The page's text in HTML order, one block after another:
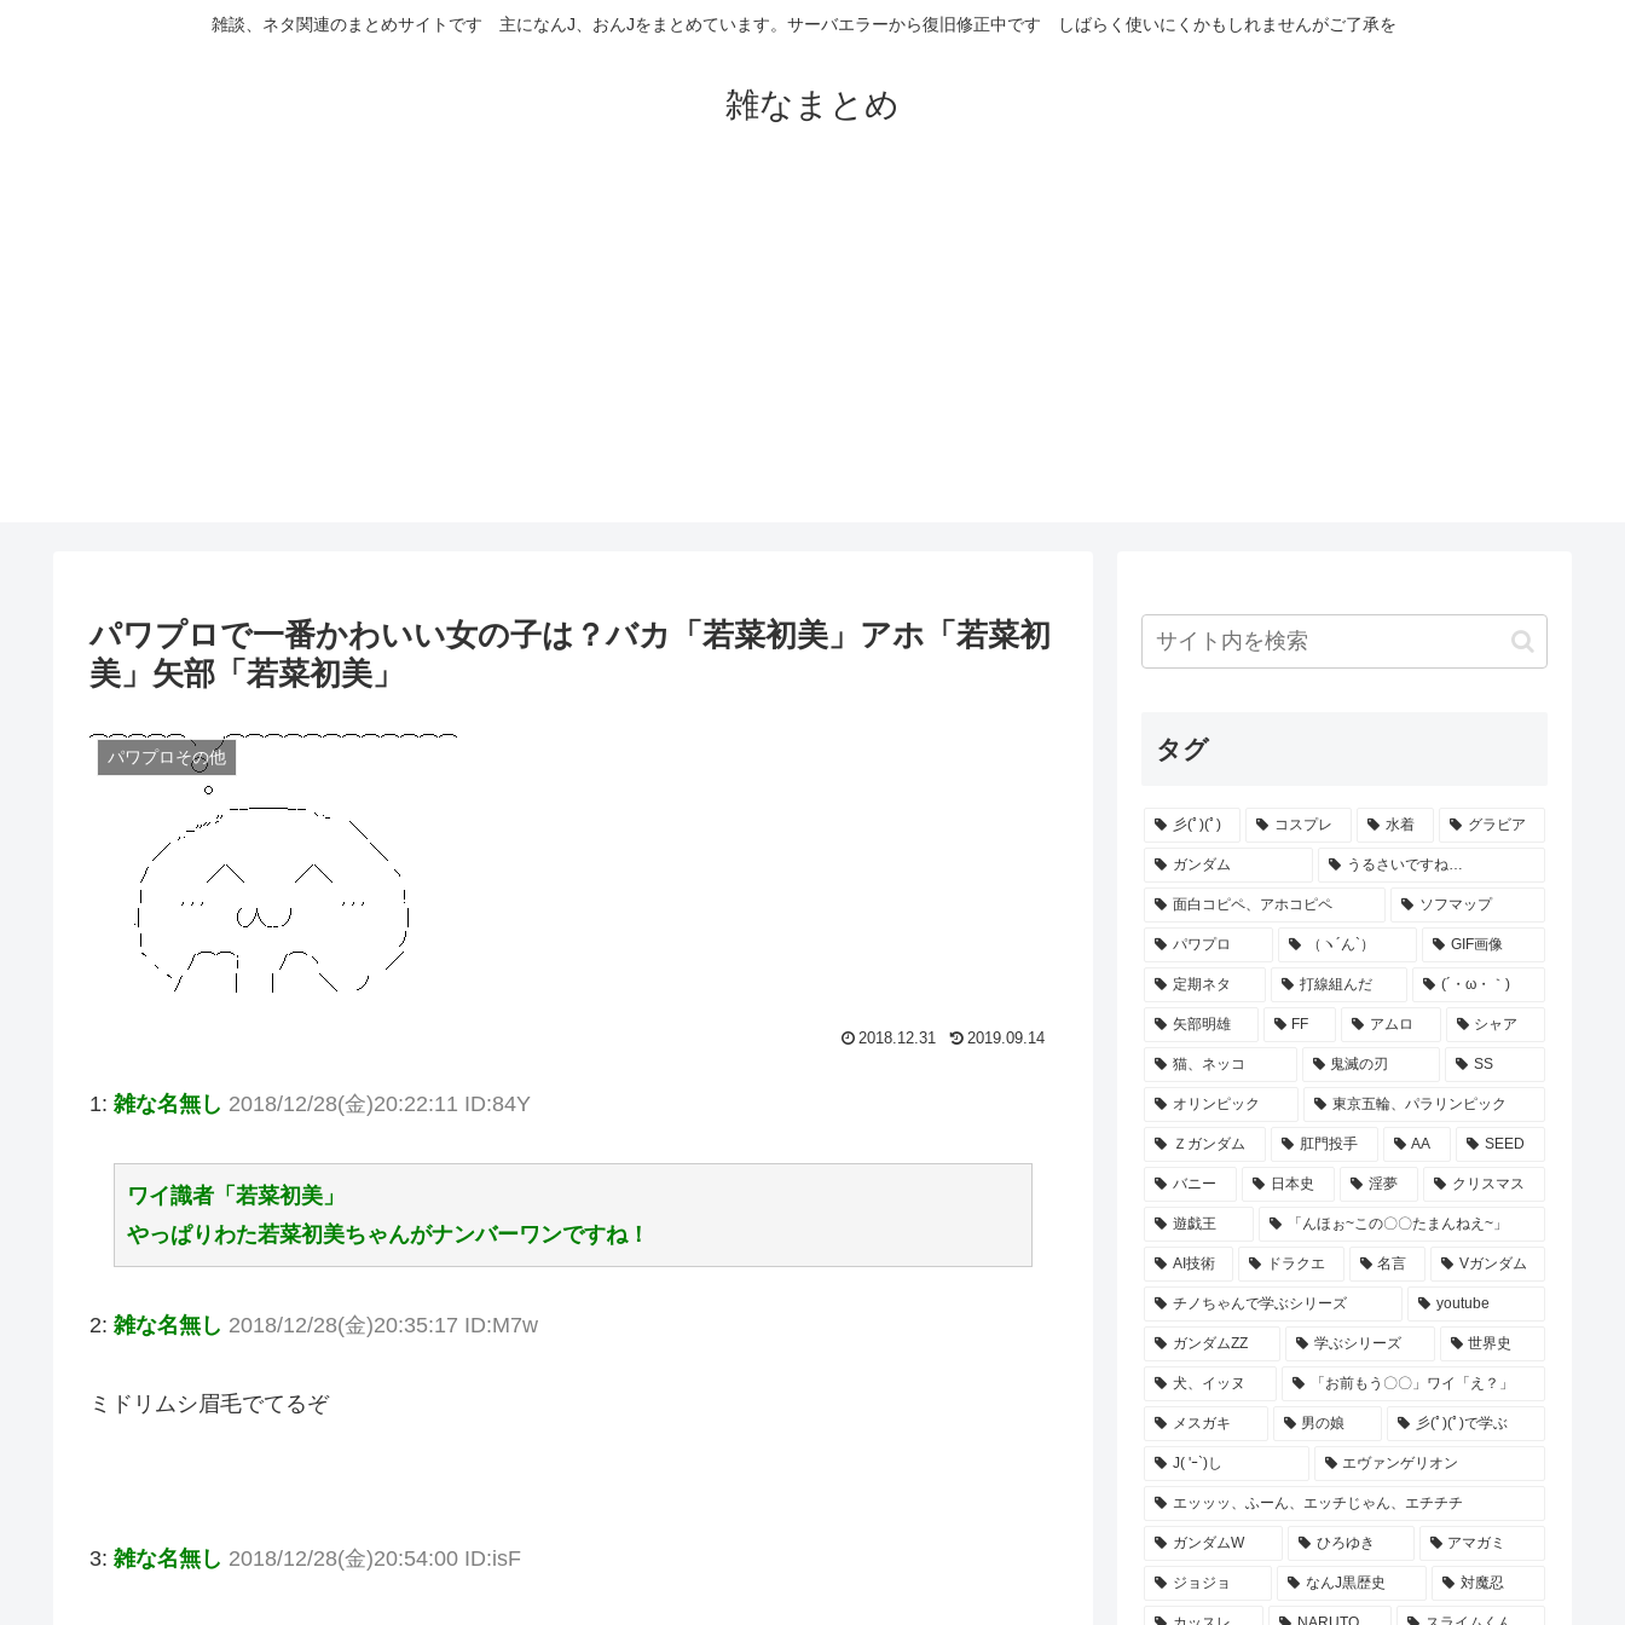
雑談、ネタ関連のまとめサイトです 主になんJ、おんJをまとめています。サーバエラーから復旧修正中です しばらく使いにくかもしれませんがご了承を
雑なまとめ
パワプロで一番かわいい女の子は？バカ「若菜初美」アホ「若菜初
美」矢部「若菜初美」
パワプロその他
2018.12.31 2019.09.14
1: 雑な名無し 2018/12/28(金)20:22:11 ID:84Y
ワイ識者「若菜初美」
やっぱりわた若菜初美ちゃんがナンバーワンですね！
2: 雑な名無し 2018/12/28(金)20:35:17 ID:M7w
ミドリムシ眉毛でてるぞ
3: 雑な名無し 2018/12/28(金)20:54:00 ID:isF
タグ
彡(ﾟ)(ﾟ) コスプレ 水着 グラビア
ガンダム うるさいですね…
面白コピペ、アホコピペ ソフマップ
パワプロ （ヽ´ん`） GIF画像
定期ネタ 打線組んだ (´・ω・｀)
矢部明雄 FF アムロ シャア
猫、ネッコ 鬼滅の刃 SS
オリンピック 東京五輪、パラリンピック
Ｚガンダム 肛門投手 AA SEED
バニー 日本史 淫夢 クリスマス
遊戯王 「んほぉ~この〇〇たまんねえ~」
AI技術 ドラクエ 名言 Vガンダム
チノちゃんで学ぶシリーズ youtube
ガンダムZZ 学ぶシリーズ 世界史
犬、イッヌ 「お前もう〇〇」ワイ「え？」
メスガキ 男の娘 彡(ﾟ)(ﾟ)で学ぶ
J( 'ｰ`)し エヴァンゲリオン
エッッッ、ふーん、エッチじゃん、エチチチ
ガンダムW ひろゆき アマガミ
ジョジョ なんJ黒歴史 対魔忍